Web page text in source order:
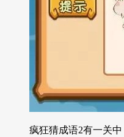
疯狂猜成语2有一关